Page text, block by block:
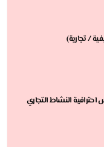
/ تجارية)
النشاط التجاري